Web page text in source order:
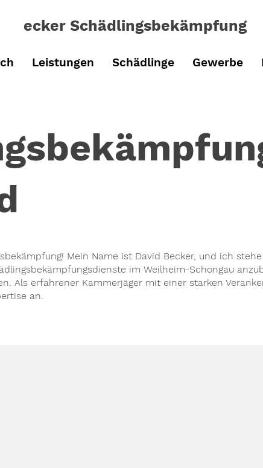
ecker Schädlingsbekämpfung
Leistungen Schädlinge Gewerbe
Mein Name ist David Becker, und ich
im Weilheim-Schongau
Als erfahrener Kammerjäger mit einer starken
an.